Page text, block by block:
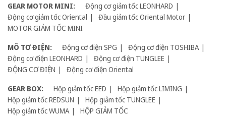
GEAR MOTOR MINI:
Động cơ giảm tốc LEONHARD
Động cơ giảm tốc Oriental
Đầu giảm tốc Oriental Motor
MOTOR GIẢM TỐC MINI
MÔ TƠ ĐIỆN:
Động cơ điện SPG
Động cơ điện TOSHIBA
Động cơ điện LEONHARD
Động cơ điện TUNGLEE
ĐỘNG CƠ ĐIỆN
Động cơ điện Oriental
GEAR BOX:
Hộp giảm tốc EED
Hộp giảm tốc LIMING
Hộp giảm tốc REDSUN
Hộp giảm tốc TUNGLEE
Hộp giảm tốc WUMA
HỘP GIẢM TỐC